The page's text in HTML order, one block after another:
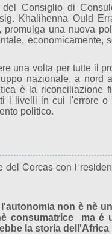
del Consiglio di
Khalihenna Ould
promulga una nuova
economicamente,
una volta per tutte il
nazionale, a nord
è la riconciliazione
i livelli in cui l'errore o
politico.
del Corcas con i
non è nè
consumatrice ma é
la storia dell'Africa